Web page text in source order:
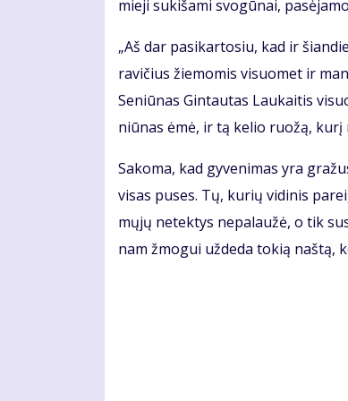
mie­ji su­ki­ša­mi svo­gū­nai,
„Aš dar pa­si­kar­to­siu, kad ir
ra­vi­čius žie­mo­mis vi­suo­met ir
Se­niū­nas Gin­tau­tas Lau­kai­tis
niū­nas ėmė, ir tą ke­lio ruo­žą,
Sa­ko­ma, kad gy­ve­ni­mas yra
vi­sas pu­ses. Tų, ku­rių vi­di­nis
mų­jų ne­tek­tys ne­pa­lau­žė, o tik
nam žmo­gui už­de­da to­kią naš­tą,